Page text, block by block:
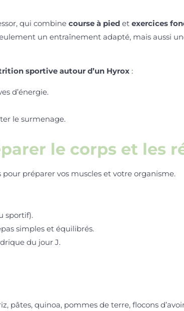
qui combine course à pied et exercices
un entraînement adapté, mais aussi
sportive autour d’un Hyrox :
d’énergie.
le surmenage.
le corps et les
préparer vos muscles et votre organisme.
sportif).
simples et équilibrés.
du jour J.
pâtes, quinoa, pommes de terre, flocons